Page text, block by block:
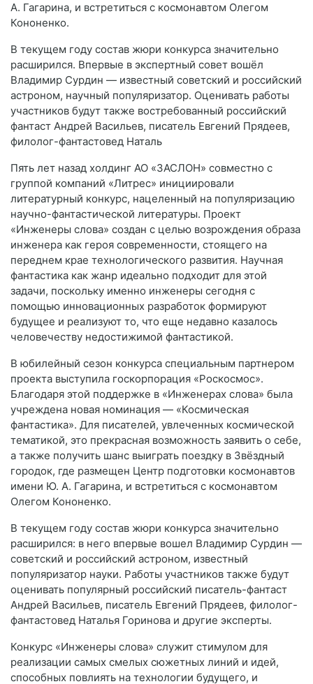
А. Гагарина, и встретиться с космонавтом Олегом
Кононенко.
В текущем году состав жюри конкурса значительно
расширился. Впервые в экспертный совет вошёл
Владимир Сурдин — известный советский и российский
астроном, научный популяризатор. Оценивать работы
участников будут также востребованный российский
фантаст Андрей Васильев, писатель Евгений Прядеев,
филолог-фантастовед Наталь
Пять лет назад холдинг АО «ЗАСЛОН» совместно с
группой компаний «Литрес» инициировали
литературный конкурс, нацеленный на популяризацию
научно-фантастической литературы. Проект
«Инженеры слова» создан с целью возрождения образа
инженера как героя современности, стоящего на
переднем крае технологического развития. Научная
фантастика как жанр идеально подходит для этой
задачи, поскольку именно инженеры сегодня с
помощью инновационных разработок формируют
будущее и реализуют то, что еще недавно казалось
человечеству недостижимой фантастикой.
В юбилейный сезон конкурса специальным партнером
проекта выступила госкорпорация «Роскосмос».
Благодаря этой поддержке в «Инженерах слова» была
учреждена новая номинация — «Космическая
фантастика». Для писателей, увлеченных космической
тематикой, это прекрасная возможность заявить о себе,
а также получить шанс выиграть поездку в Звёздный
городок, где размещен Центр подготовки космонавтов
имени Ю. А. Гагарина, и встретиться с космонавтом
Олегом Кононенко.
В текущем году состав жюри конкурса значительно
расширился: в него впервые вошел Владимир Сурдин —
советский и российский астроном, известный
популяризатор науки. Работы участников также будут
оценивать популярный российский писатель-фантаст
Андрей Васильев, писатель Евгений Прядеев, филолог-
фантастовед Наталья Горинова и другие эксперты.
Конкурс «Инженеры слова» служит стимулом для
реализации самых смелых сюжетных линий и идей,
способных повлиять на технологии будущего, и